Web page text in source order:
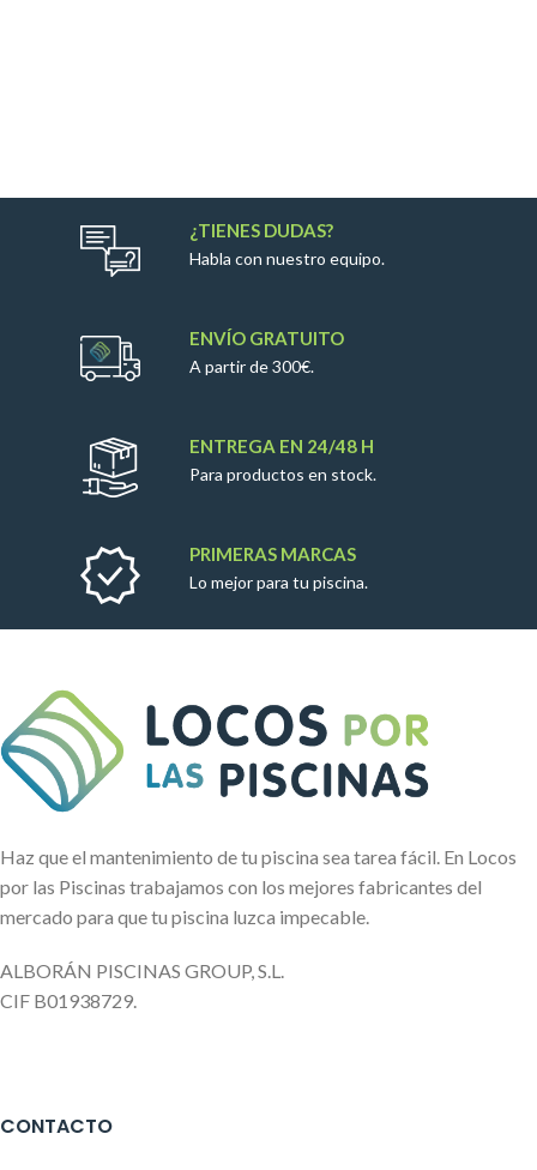
¿TIENES DUDAS?
Habla con nuestro equipo.
ENVÍO GRATUITO
A partir de 300€.
ENTREGA EN 24/48 H
Para productos en stock.
PRIMERAS MARCAS
Lo mejor para tu piscina.
Haz que el mantenimiento de tu piscina sea tarea fácil. En Locos
por las Piscinas trabajamos con los mejores fabricantes del
mercado para que tu piscina luzca impecable.
ALBORÁN PISCINAS GROUP, S.L.
CIF B01938729.
CONTACTO